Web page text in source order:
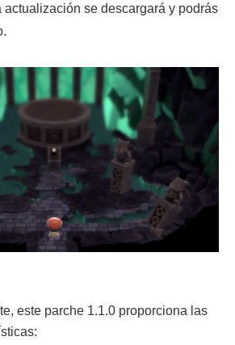
actualización se descargará y podrás
este parche 1.1.0 proporciona las